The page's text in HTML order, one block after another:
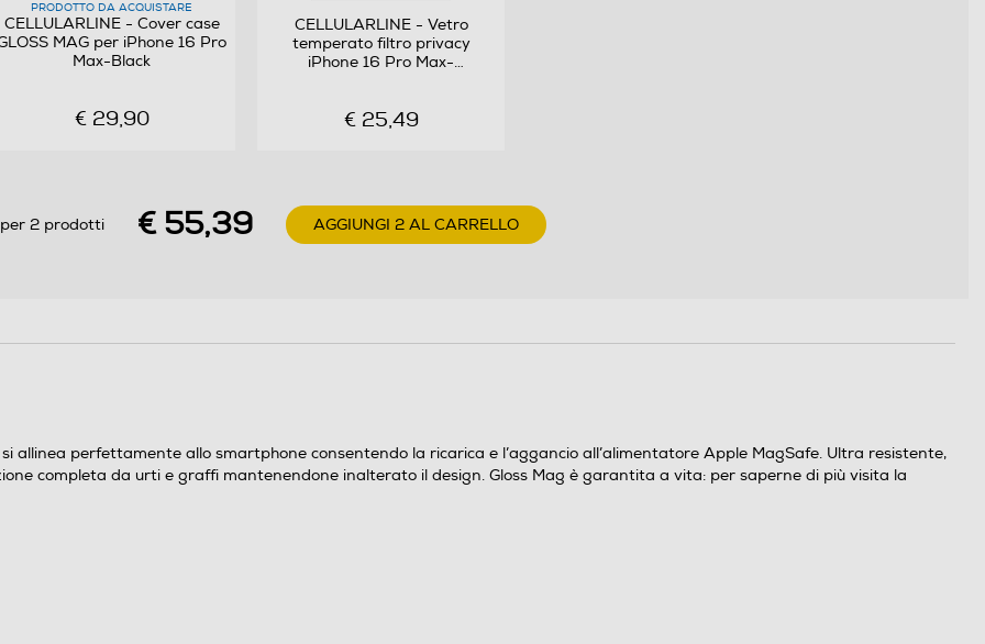
PRODOTTO DA ACQUISTARE
CELLULARLINE - Cover case
MAG per iPhone 16 Pro
Max-Black
€ 29,90
CELLULARLINE - Vetro
temperato filtro privacy
iPhone 16 Pro Max-
€ 25,49
2 prodotti € 55,39 AGGIUNGI 2 AL CARRELLO
allinea perfettamente allo smartphone consentendo la ricarica e l’aggancio all’alimentatore Apple MagSafe. Ultra resistente,
completa da urti e graffi mantenendone inalterato il design. Gloss Mag è garantita a vita: per saperne di più visita la